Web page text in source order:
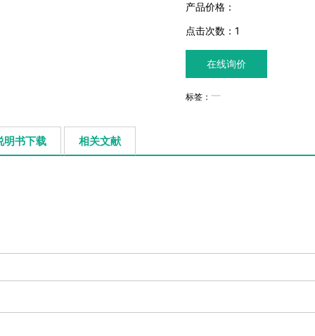
产品价格：
点击次数： 1
在线询价
标签：
明书下载 相关文献